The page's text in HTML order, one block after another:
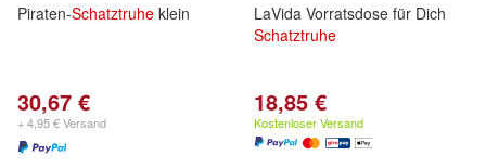
Piraten-Schatztruhe klein
30,67 €
+ 4,95 € Versand
LaVida Vorratsdose für Dich
Schatztruhe
18,85 €
Kostenloser Versand